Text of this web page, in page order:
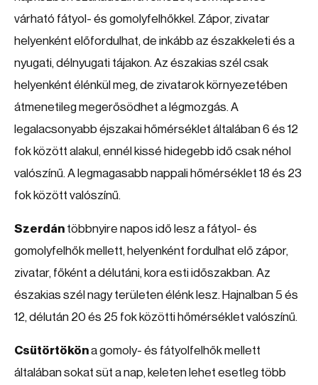
várható fátyol- és gomolyfelhőkkel. Zápor, zivatar
helyenként előfordulhat, de inkább az északkeleti és a
nyugati, délnyugati tájakon. Az északias szél csak
helyenként élénkül meg, de zivatarok környezetében
átmenetileg megerősödhet a légmozgás. A
legalacsonyabb éjszakai hőmérséklet általában 6 és 12
fok között alakul, ennél kissé hidegebb idő csak néhol
valószínű. A legmagasabb nappali hőmérséklet 18 és 23
fok között valószínű.
Szerdán többnyire napos idő lesz a fátyol- és
gomolyfelhők mellett, helyenként fordulhat elő zápor,
zivatar, főként a délutáni, kora esti időszakban. Az
északias szél nagy területen élénk lesz. Hajnalban 5 és
12, délután 20 és 25 fok közötti hőmérséklet valószínű.
Csütörtököna gomoly- és fátyolfelhők mellett
általában sokat süt a nap, keleten lehet esetleg több